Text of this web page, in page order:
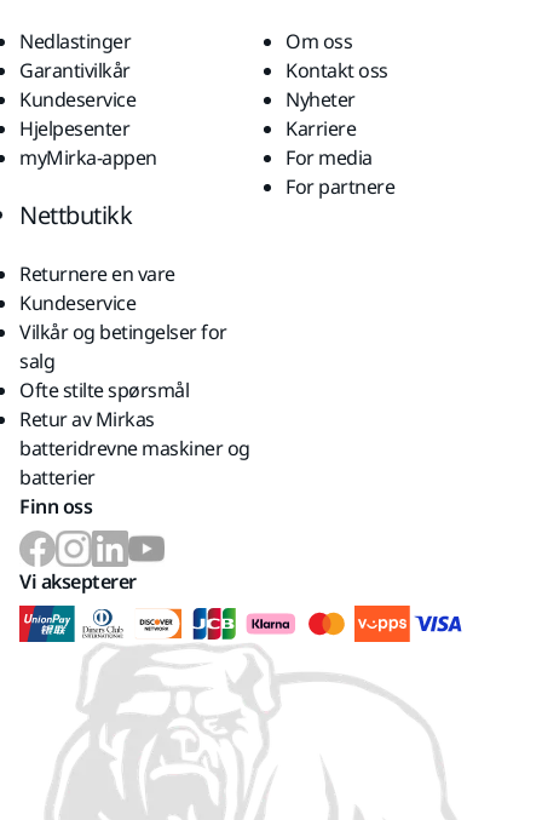
Nedlastinger
Garantivilkår
Kundeservice
Hjelpesenter
myMirka-appen
Om oss
Kontakt oss
Nyheter
Karriere
For media
For partnere
Nettbutikk
Returnere en vare
Kundeservice
Vilkår og betingelser for
salg
Ofte stilte spørsmål
Retur av Mirkas
batteridrevne maskiner og
batterier
Finn oss
Vi aksepterer